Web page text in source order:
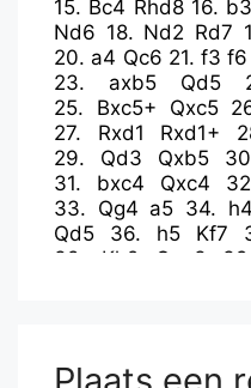
15. Bc4 Rhd8 16. b3
Nd6 18. Nd2 Rd7
20. a4 Qc6 21. f3 f6
23. axb5 Qd5
25. Bxc5+ Qxc5
27. Rxd1 Rxd1+
29. Qd3 Qxb5
31. bxc4 Qxc4
33. Qg4 a5 34. h4
Qd5
36. h5 Kf7
38. Kh2 Qxe3